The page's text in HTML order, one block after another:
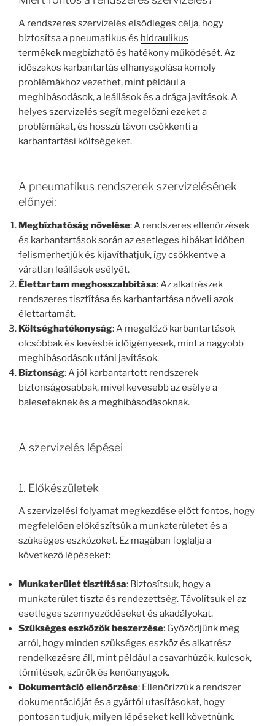
A rendszeres szervizelés elsődleges célja, hogy
biztosítsa a pneumatikus és hidraulikus
termékek megbízható és hatékony működését. Az
időszakos karbantartás elhanyagolása komoly
problémákhoz vezethet, mint például a
meghibásodások, a leállások és a drága javítások. A
helyes szervizelés segít megelőzni ezeket a
problémákat, és hosszú távon csökkenti a
karbantartási költségeket.
A pneumatikus rendszerek szervizelésének
előnyei:
Megbízhatóság növelése: A rendszeres ellenőrzések
és karbantartások során az esetleges hibákat időben
felismerhetjük és kijavíthatjuk, így csökkentve a
váratlan leállások esélyét.
Élettartam meghosszabbítása: Az alkatrészek
rendszeres tisztítása és karbantartása növeli azok
élettartamát.
Költséghatékonyság: A megelőző karbantartások
olcsóbbak és kevésbé időigényesek, mint a nagyobb
meghibásodások utáni javítások.
Biztonság: A jól karbantartott rendszerek
biztonságosabbak, mivel kevesebb az esélye a
baleseteknek és a meghibásodásoknak.
A szervizelés lépései
1. Előkészületek
A szervizelési folyamat megkezdése előtt fontos, hogy
megfelelően előkészítsük a munkaterületet és a
szükséges eszközöket. Ez magában foglalja a
következő lépéseket:
Munkaterület tisztítása: Biztosítsuk, hogy a
munkaterület tiszta és rendezettség. Távolítsuk el az
esetleges szennyeződéseket és akadályokat.
Szükséges eszközök beszerzése: Győződjünk meg
arról, hogy minden szükséges eszköz és alkatrész
rendelkezésre áll, mint például a csavarhúzók, kulcsok,
tömítések, szűrők és kenőanyagok.
Dokumentáció ellenőrzése: Ellenőrizzük a rendszer
dokumentációját és a gyártói utasításokat, hogy
pontosan tudjuk, milyen lépéseket kell követnünk.